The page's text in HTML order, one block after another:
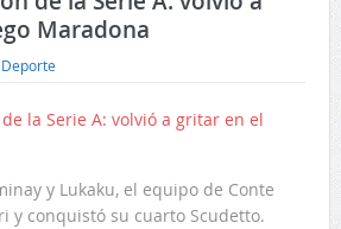
Maradona
Deporte
y Lukaku, el equipo de Conte
y conquistó su cuarto Scudetto.